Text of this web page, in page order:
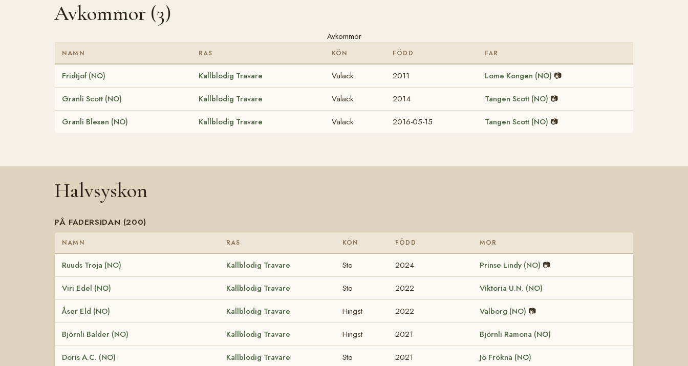
Avkommor (3)
Avkommor
NAMN RAS KÖN FÖDD FAR
Fridtjof (NO) Kallblodig Travare Valack 2011 Lome Kongen (NO) 📷
Granli Scott (NO) Kallblodig Travare Valack 2014 Tangen Scott (NO) 📷
Granli Blesen (NO) Kallblodig Travare Valack 2016-05-15 Tangen Scott (NO) 📷
Halvsyskon
PÅ FADERSIDAN (200)
NAMN RAS KÖN FÖDD MOR
Ruuds Troja (NO) Kallblodig Travare Sto 2024 Prinse Lindy (NO) 📷
Viri Edel (NO) Kallblodig Travare Sto 2022 Viktoria U.N. (NO)
Åser Eld (NO) Kallblodig Travare Hingst 2022 Valborg (NO) 📷
Björnli Balder (NO) Kallblodig Travare Hingst 2021 Björnli Ramona (NO)
Doris A.C. (NO) Kallblodig Travare Sto 2021 Jo Frökna (NO)